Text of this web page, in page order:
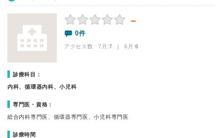
－
0件
アクセス数 7月:7 | 6月:6
診療科目：
内科、循環器内科、小児科
専門医・資格：
総合内科専門医、循環器専門医、小児科専門医
診療時間